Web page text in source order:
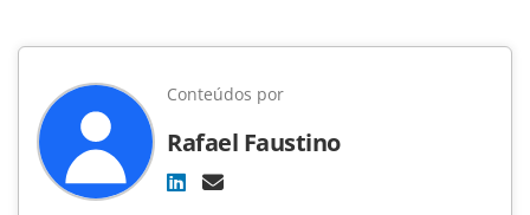
Conteúdos por
Rafael Faustino